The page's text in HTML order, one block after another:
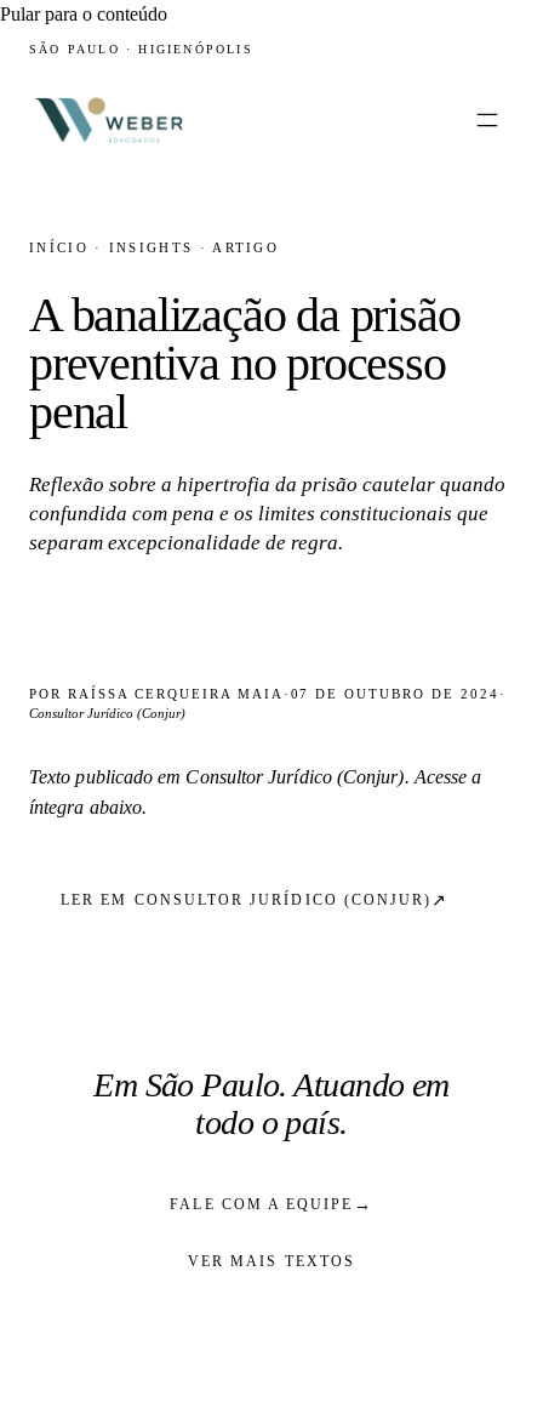
Pular para o conteúdo
SÃO PAULO · HIGIENÓPOLIS
INÍCIO · INSIGHTS · ARTIGO
A banalização da prisão
preventiva no processo
penal
Reflexão sobre a hipertrofia da prisão cautelar quando
confundida com pena e os limites constitucionais que
separam excepcionalidade de regra.
POR RAÍSSA CERQUEIRA MAIA · 07 DE OUTUBRO DE 2024 ·
Consultor Jurídico (Conjur)
Texto publicado em Consultor Jurídico (Conjur). Acesse a
íntegra abaixo.
LER EM CONSULTOR JURÍDICO (CONJUR) ↗
Em São Paulo. Atuando em
todo o país.
FALE COM A EQUIPE →
VER MAIS TEXTOS